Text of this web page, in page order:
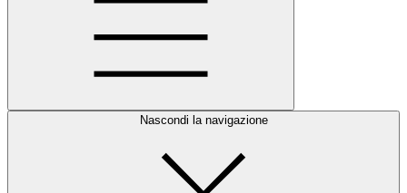
Nascondi la navigazione